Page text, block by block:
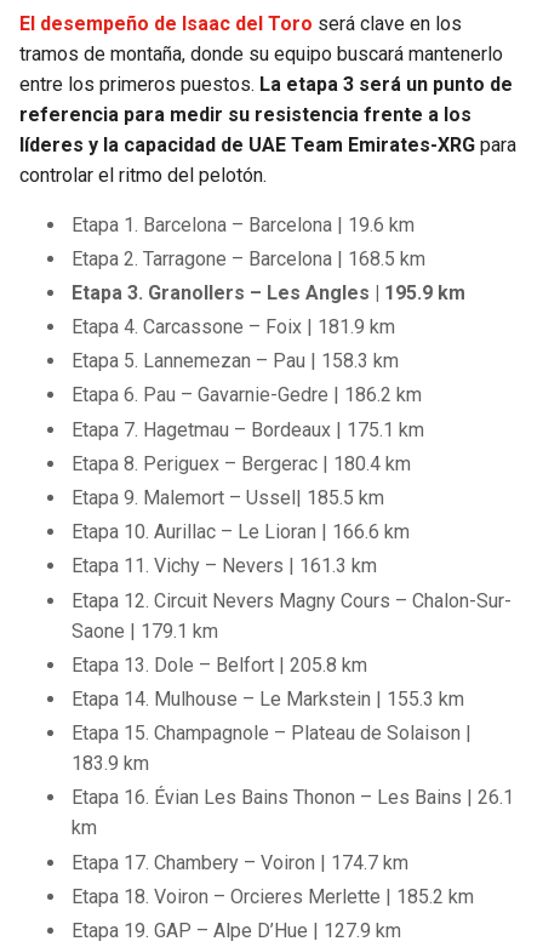
El desempeño de Isaac del Toro será clave en los
tramos de montaña, donde su equipo buscará mantenerlo
entre los primeros puestos. La etapa 3 será un punto de
referencia para medir su resistencia frente a los
líderes y la capacidad de UAE Team Emirates-XRG para
controlar el ritmo del pelotón.
Etapa 1. Barcelona – Barcelona | 19.6 km
Etapa 2. Tarragone – Barcelona | 168.5 km
Etapa 3. Granollers – Les Angles | 195.9 km
Etapa 4. Carcassone – Foix | 181.9 km
Etapa 5. Lannemezan – Pau | 158.3 km
Etapa 6. Pau – Gavarnie-Gedre | 186.2 km
Etapa 7. Hagetmau – Bordeaux | 175.1 km
Etapa 8. Periguex – Bergerac | 180.4 km
Etapa 9. Malemort – Ussel| 185.5 km
Etapa 10. Aurillac – Le Lioran | 166.6 km
Etapa 11. Vichy – Nevers | 161.3 km
Etapa 12. Circuit Nevers Magny Cours – Chalon-Sur-
Saone | 179.1 km
Etapa 13. Dole – Belfort | 205.8 km
Etapa 14. Mulhouse – Le Markstein | 155.3 km
Etapa 15. Champagnole – Plateau de Solaison |
183.9 km
Etapa 16. Évian Les Bains Thonon – Les Bains | 26.1
km
Etapa 17. Chambery – Voiron | 174.7 km
Etapa 18. Voiron – Orcieres Merlette | 185.2 km
Etapa 19. GAP – Alpe D’Hue | 127.9 km